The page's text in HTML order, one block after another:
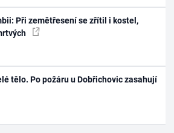
Při zemětřesení se zřítil i kostel,
tělo. Po požáru u Dobřichovic zasahují